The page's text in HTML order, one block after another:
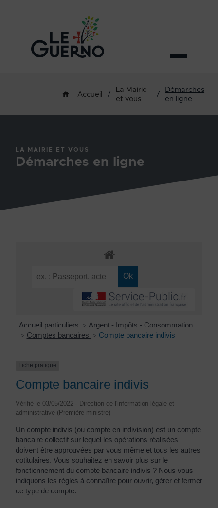
Accueil /
La Mairie
et vous
/
Démarches
en ligne
LA MAIRIE ET VOUS
Démarches en ligne
Accueil particuliers > Argent - Impôts - Consommation
> Comptes bancaires > Compte bancaire indivis
Fiche pratique
Compte bancaire indivis
Vérifié le 03/05/2022 - Direction de l'information légale et
administrative (Première ministre)
Un compte indivis (ou compte en indivision) est un compte
bancaire collectif sur lequel les opérations réalisées
doivent être approuvées par vous même et tous les autres
cotitulaires. Vous souhaitez en savoir plus sur le
fonctionnement du compte bancaire indivis ? Nous vous
indiquons les règles à connaître pour ouvrir, gérer et fermer
ce type de compte.